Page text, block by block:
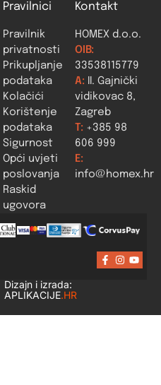
Pravilnici
Pravilnik
privatnosti
Prikupljanje
podataka
Kolačići
Korištenje
podataka
Sigurnost
Opći uvjeti
poslovanja
Raskid
ugovora
Kontakt
HOMEX d.o.o.
OIB:
33538115779
A: II. Gajnički
vidikovac 8,
Zagreb
T: +385 98
606 999
E:
info@homex.hr
Dizajn i izrada:
APLIKACIJE.HR